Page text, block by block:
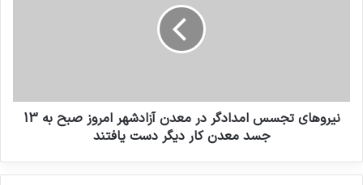
نیروهای تجسس امدادگر در معدن آزادشهر امروز صبح به 13
جسد معدن کار دیگر دست یافتند